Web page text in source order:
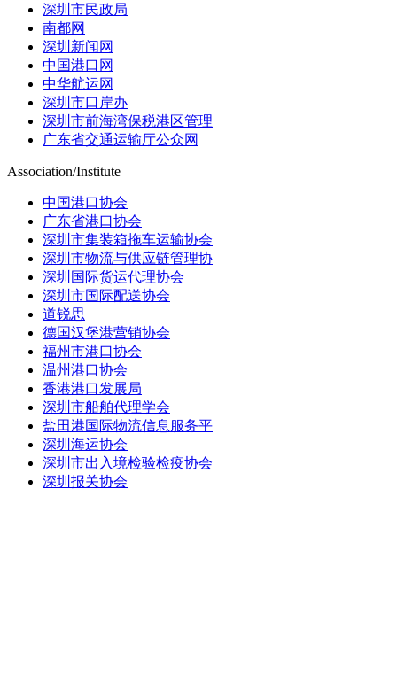
深圳市民政局
南都网
深圳新闻网
中国港口网
中华航运网
深圳市口岸办
深圳市前海湾保税港区管理
广东省交通运输厅公众网
Association/Institute
中国港口协会
广东省港口协会
深圳市集装箱拖车运输协会
深圳市物流与供应链管理协
深圳国际货运代理协会
深圳市国际配送协会
道锐思
德国汉堡港营销协会
福州市港口协会
温州港口协会
香港港口发展局
深圳市船舶代理学会
盐田港国际物流信息服务平
深圳海运协会
深圳市出入境检验检疫协会
深圳报关协会